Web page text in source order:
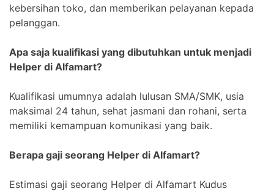
kebersihan toko, dan memberikan pelayanan kepada
pelanggan.
Apa saja kualifikasi yang dibutuhkan untuk menjadi
Helper di Alfamart?
Kualifikasi umumnya adalah lulusan SMA/SMK, usia
maksimal 24 tahun, sehat jasmani dan rohani, serta
memiliki kemampuan komunikasi yang baik.
Berapa gaji seorang Helper di Alfamart?
Estimasi gaji seorang Helper di Alfamart Kudus